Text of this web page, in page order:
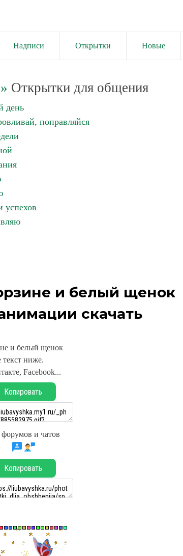
Надписи Открытки Новые
» Открытки для общения
день
поправляйся
успехов
и белый щенок
скачать
и белый щенок
ниже.
Facebook...
Копировать
и чатов
Копировать